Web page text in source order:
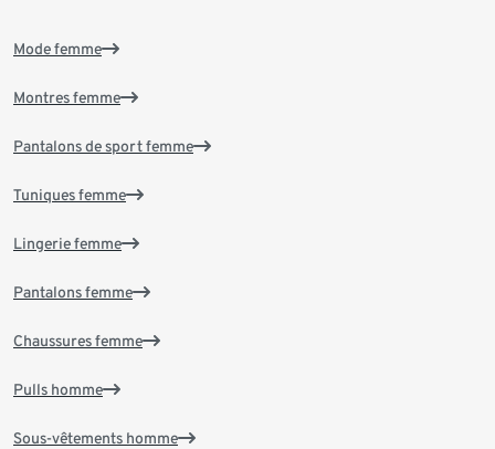
Mode femme
Montres femme
Pantalons de sport femme
Tuniques femme
Lingerie femme
Pantalons femme
Chaussures femme
Pulls homme
Sous-vêtements homme